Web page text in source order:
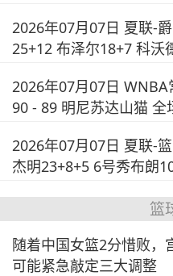
2026年07月07日 夏联-
25+12 布泽尔18+7 科沃
2026年07月07日
90 - 89 明尼苏达山猫 全
2026年07月07日 夏联-
杰明23+8+5 6号秀布朗
篮
随着中国女篮2分惜败，
可能紧急敲定三大调整